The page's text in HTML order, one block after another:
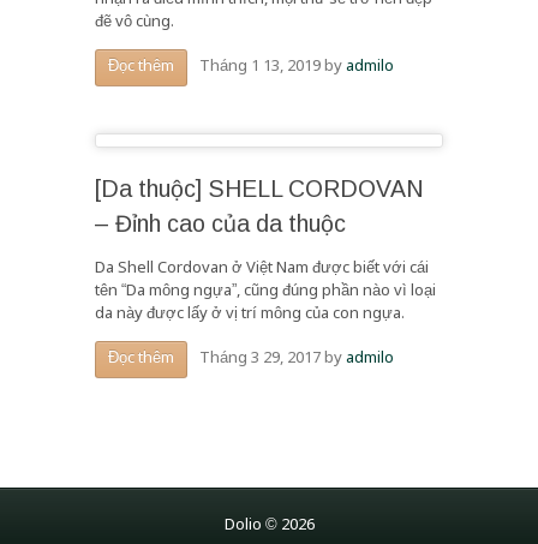
đẽ vô cùng.
Đọc thêm Tháng 1 13, 2019byadmilo
[Da thuộc] SHELL CORDOVAN
– Đỉnh cao của da thuộc
Da Shell Cordovan ở Việt Nam được biết với cái
tên “Da mông ngựa”, cũng đúng phần nào vì loại
da này được lấy ở vị trí mông của con ngựa.
Đọc thêm Tháng 3 29, 2017byadmilo
Dolio © 2026